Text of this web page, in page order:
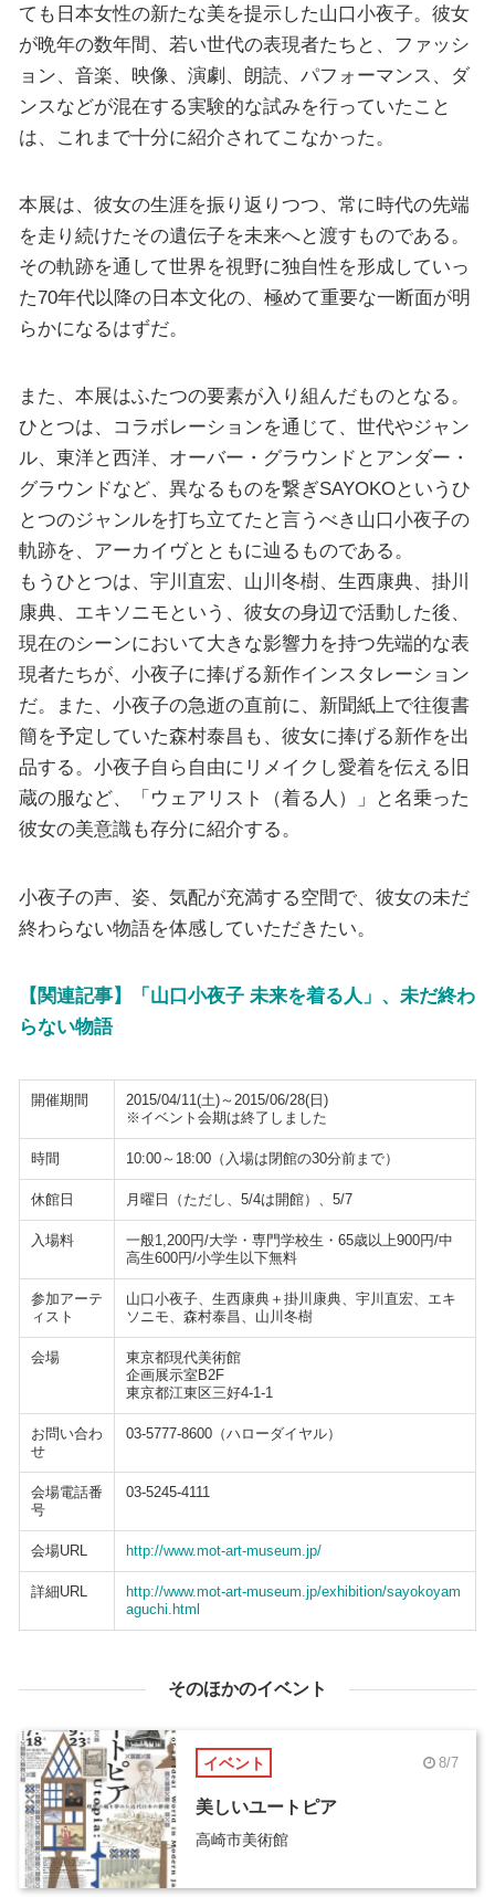
ても日本女性の新たな美を提示した山口小夜子。彼女
が晩年の数年間、若い世代の表現者たちと、ファッシ
ョン、音楽、映像、演劇、朗読、パフォーマンス、ダ
ンスなどが混在する実験的な試みを行っていたこと
は、これまで十分に紹介されてこなかった。
本展は、彼女の生涯を振り返りつつ、常に時代の先端
を走り続けたその遺伝子を未来へと渡すものである。
その軌跡を通して世界を視野に独自性を形成していっ
た70年代以降の日本文化の、極めて重要な一断面が明
らかになるはずだ。
また、本展はふたつの要素が入り組んだものとなる。
ひとつは、コラボレーションを通じて、世代やジャン
ル、東洋と西洋、オーバー・グラウンドとアンダー・
グラウンドなど、異なるものを繋ぎSAYOKOというひ
とつのジャンルを打ち立てたと言うべき山口小夜子の
軌跡を、アーカイヴとともに辿るものである。
もうひとつは、宇川直宏、山川冬樹、生西康典、掛川
康典、エキソニモという、彼女の身辺で活動した後、
現在のシーンにおいて大きな影響力を持つ先端的な表
現者たちが、小夜子に捧げる新作インスタレーション
だ。また、小夜子の急逝の直前に、新聞紙上で往復書
簡を予定していた森村泰昌も、彼女に捧げる新作を出
品する。小夜子自ら自由にリメイクし愛着を伝える旧
蔵の服など、「ウェアリスト（着る人）」と名乗った
彼女の美意識も存分に紹介する。
小夜子の声、姿、気配が充満する空間で、彼女の未だ
終わらない物語を体感していただきたい。
【関連記事】「山口小夜子 未来を着る人」、未だ終わ
らない物語
開催期間
2015/04/11(土)～2015/06/28(日)
※イベント会期は終了しました
時間 10:00～18:00（入場は閉館の30分前まで）
休館日 月曜日（ただし、5/4は開館）、5/7
入場料
一般1,200円/大学・専門学校生・65歳以上900円/中
高生600円/小学生以下無料
参加アーテ
ィスト
山口小夜子、生西康典＋掛川康典、宇川直宏、エキ
ソニモ、森村泰昌、山川冬樹
会場
東京都現代美術館
企画展示室B2F
東京都江東区三好4-1-1
お問い合わ
せ
03-5777-8600（ハローダイヤル）
会場電話番
号
03-5245-4111
会場URL http://www.mot-art-museum.jp/
詳細URL
http://www.mot-art-museum.jp/exhibition/sayokoyam
aguchi.html
そのほかのイベント
イベント 8/7
美しいユートピア
高崎市美術館